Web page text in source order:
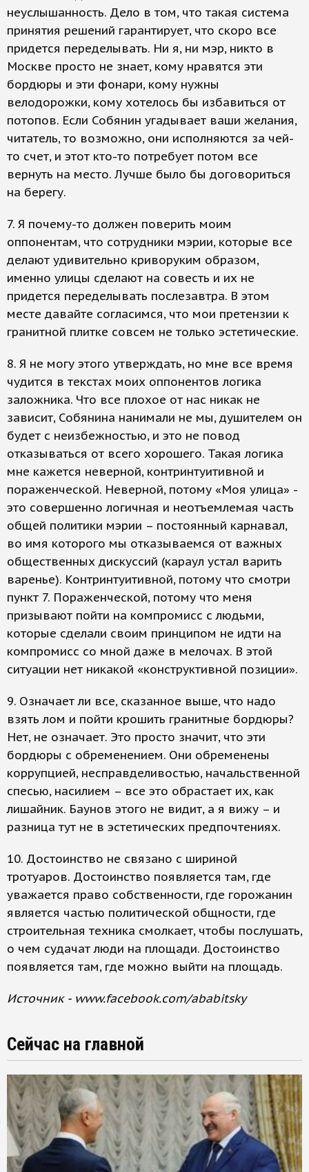
неуслышанность. Дело в том, что такая система
принятия решений гарантирует, что скоро все
придется переделывать. Ни я, ни мэр, никто в
Москве просто не знает, кому нравятся эти
бордюры и эти фонари, кому нужны
велодорожки, кому хотелось бы избавиться от
потопов. Если Собянин угадывает ваши желания,
читатель, то возможно, они исполняются за чей-
то счет, и этот кто-то потребует потом все
вернуть на место. Лучше было бы договориться
на берегу.
7. Я почему-то должен поверить моим
оппонентам, что сотрудники мэрии, которые все
делают удивительно криворуким образом,
именно улицы сделают на совесть и их не
придется переделывать послезавтра. В этом
месте давайте согласимся, что мои претензии к
гранитной плитке совсем не только эстетические.
8. Я не могу этого утверждать, но мне все время
чудится в текстах моих оппонентов логика
заложника. Что все плохое от нас никак не
зависит, Собянина нанимали не мы, душителем он
будет с неизбежностью, и это не повод
отказываться от всего хорошего. Такая логика
мне кажется неверной, контринтуитивной и
пораженческой. Неверной, потому «Моя улица» -
это совершенно логичная и неотъемлемая часть
общей политики мэрии – постоянный карнавал,
во имя которого мы отказываемся от важных
общественных дискуссий (караул устал варить
варенье). Контринтуитивной, потому что смотри
пункт 7. Пораженческой, потому что меня
призывают пойти на компромисс с людьми,
которые сделали своим принципом не идти на
компромисс со мной даже в мелочах. В этой
ситуации нет никакой «конструктивной позиции».
9. Означает ли все, сказанное выше, что надо
взять лом и пойти крошить гранитные бордюры?
Нет, не означает. Это просто значит, что эти
бордюры с обременением. Они обременены
коррупцией, несправделивостью, начальственной
спесью, насилием – все это обрастает их, как
лишайник. Баунов этого не видит, а я вижу – и
разница тут не в эстетических предпочтениях.
10. Достоинство не связано с шириной
тротуаров. Достоинство появляется там, где
уважается право собственности, где горожанин
является частью политической общности, где
строительная техника смолкает, чтобы послушать,
о чем судачат люди на площади. Достоинство
появляется там, где можно выйти на площадь.
Источник - www.facebook.com/ababitsky
Сейчас на главной